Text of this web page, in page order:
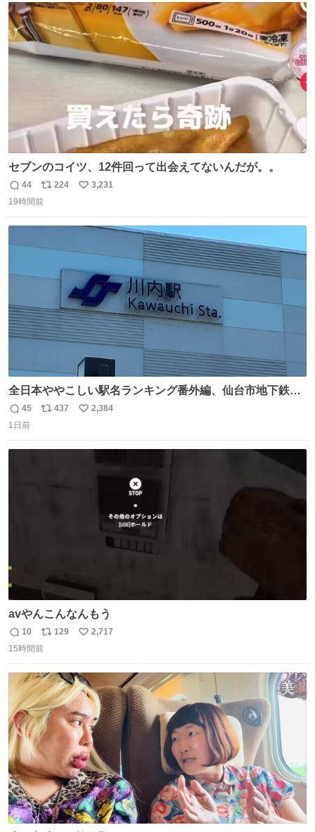
ト
数
数
セブンのコイツ、12件回って出会えてないんだが。。
返
信
44
リ
ポ
数
224
い
3,231
19時間前
全日本ややこしい駅名ランキング番外編、仙台市地下鉄川
内駅
返
信
45
リ
437
い
2,384
1日前
avやんこんなんもう
返
信
10
リ
ポ
ト
数
129
い
数
2,717
15時間前